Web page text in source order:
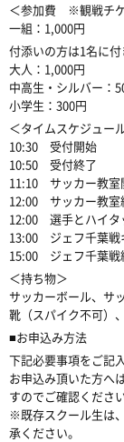
＜参加費 ※観戦チケ
一組：1,000円
付添いの方は1名に付
大人：1,000円
中高生・シルバー：
小学生：300円
＜タイムスケジュー
10:30 受付開始
10:50 受付終了
11:10 サッカー教室
12:00 サッカー教室
12:00 選手とハイタ
13:00 ジェフ千葉戦
15:00 ジェフ千葉戦
＜持ち物＞
サッカーボール、サ
靴（スパイク不可）
■お申込み方法
下記必要事項をご記
お申込み頂いた方へ
すのでご確認ください
※既存スクール生は
承ください。